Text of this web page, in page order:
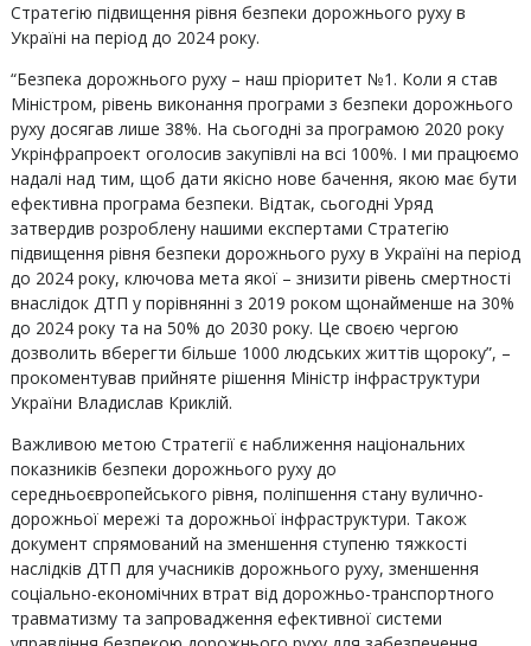
Стратегію підвищення рівня безпеки дорожнього руху в
Україні на період до 2024 року.
“Безпека дорожнього руху – наш пріоритет №1. Коли я став
Міністром, рівень виконання програми з безпеки дорожнього
руху досягав лише 38%. На сьогодні за програмою 2020 року
Укрінфрапроект оголосив закупівлі на всі 100%. І ми працюємо
надалі над тим, щоб дати якісно нове бачення, якою має бути
ефективна програма безпеки. Відтак, сьогодні Уряд
затвердив розроблену нашими експертами Стратегію
підвищення рівня безпеки дорожнього руху в Україні на період
до 2024 року, ключова мета якої – знизити рівень смертності
внаслідок ДТП у порівнянні з 2019 роком щонайменше на 30%
до 2024 року та на 50% до 2030 року. Це своєю чергою
дозволить вберегти більше 1000 людських життів щороку”, –
прокоментував прийняте рішення Міністр інфраструктури
України Владислав Криклій.
Важливою метою Стратегії є наближення національних
показників безпеки дорожнього руху до
середньоєвропейського рівня, поліпшення стану вулично-
дорожньої мережі та дорожньої інфраструктури. Також
документ спрямований на зменшення ступеню тяжкості
наслідків ДТП для учасників дорожнього руху, зменшення
соціально-економічних втрат від дорожньо-транспортного
травматизму та запровадження ефективної системи